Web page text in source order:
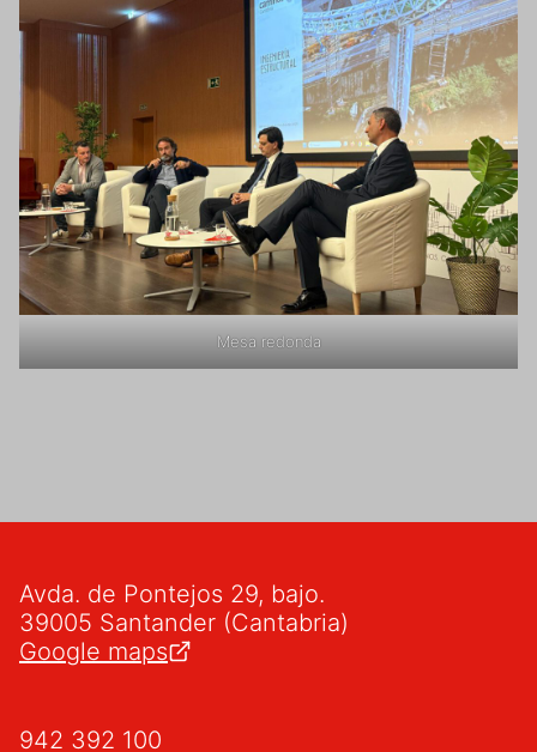
Mesa redonda
Avda. de Pontejos 29, bajo.
39005 Santander (Cantabria)
Google maps
942 392 100